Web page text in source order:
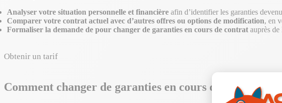
Analyser votre situation personnelle et financière afin d’identifier les garanties
Comparer votre contrat actuel avec d’autres offres ou options de modification, en
Formaliser la demande de pour changer de garanties en cours de contrat auprès
Obtenir un tarif
Comment changer de garanties en cours de contrat